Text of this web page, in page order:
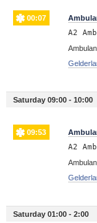
00:07
A2
Saturday 09:00 - 10:00
09:53
A2
Saturday 01:00 - 2:00